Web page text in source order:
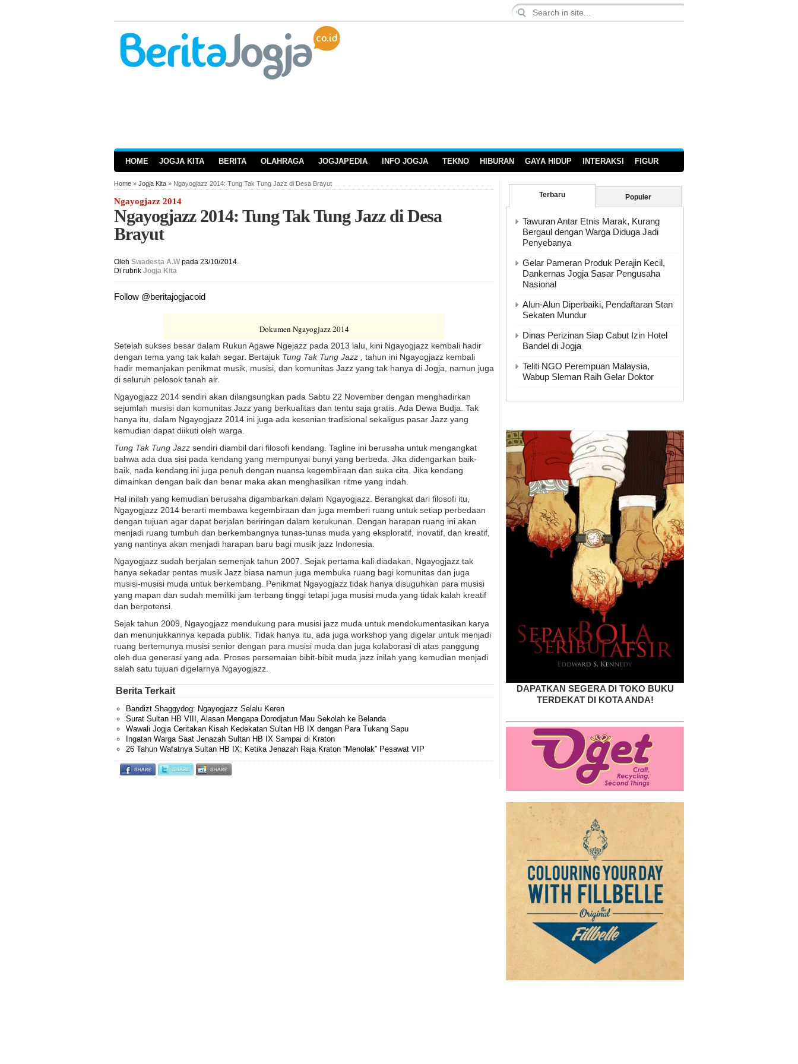
HOME JOGJA KITA BERITA OLAHRAGA JOGJAPEDIA INFO JOGJA TEKNO HIBURAN GAYA HIDUP INTERAKSI FIGUR
Home » Jogja Kita » Ngayogjazz 2014: Tung Tak Tung Jazz di Desa Brayut
Ngayogjazz 2014
Ngayogjazz 2014: Tung Tak Tung Jazz di Desa
Brayut
Oleh Swadesta A.W pada 23/10/2014.
Di rubrik Jogja Kita
Follow @beritajogjacoid
Dokumen Ngayogjazz 2014
Setelah sukses besar dalam Rukun Agawe Ngejazz pada 2013 lalu, kini Ngayogjazz kembali hadir
dengan tema yang tak kalah segar. Bertajuk Tung Tak Tung Jazz , tahun ini Ngayogjazz kembali
hadir memanjakan penikmat musik, musisi, dan komunitas Jazz yang tak hanya di Jogja, namun juga
di seluruh pelosok tanah air.
Ngayogjazz 2014 sendiri akan dilangsungkan pada Sabtu 22 November dengan menghadirkan
sejumlah musisi dan komunitas Jazz yang berkualitas dan tentu saja gratis. Ada Dewa Budja. Tak
hanya itu, dalam Ngayogjazz 2014 ini juga ada kesenian tradisional sekaligus pasar Jazz yang
kemudian dapat diikuti oleh warga.
Tung Tak Tung Jazz sendiri diambil dari filosofi kendang. Tagline ini berusaha untuk mengangkat
bahwa ada dua sisi pada kendang yang mempunyai bunyi yang berbeda. Jika didengarkan baik-
baik, nada kendang ini juga penuh dengan nuansa kegembiraan dan suka cita. Jika kendang
dimainkan dengan baik dan benar maka akan menghasilkan ritme yang indah.
Hal inilah yang kemudian berusaha digambarkan dalam Ngayogjazz. Berangkat dari filosofi itu,
Ngayogjazz 2014 berarti membawa kegembiraan dan juga memberi ruang untuk setiap perbedaan
dengan tujuan agar dapat berjalan beriringan dalam kerukunan. Dengan harapan ruang ini akan
menjadi ruang tumbuh dan berkembangnya tunas-tunas muda yang eksploratif, inovatif, dan kreatif,
yang nantinya akan menjadi harapan baru bagi musik jazz Indonesia.
Ngayogjazz sudah berjalan semenjak tahun 2007. Sejak pertama kali diadakan, Ngayogjazz tak
hanya sekadar pentas musik Jazz biasa namun juga membuka ruang bagi komunitas dan juga
musisi-musisi muda untuk berkembang. Penikmat Ngayogjazz tidak hanya disuguhkan para musisi
yang mapan dan sudah memiliki jam terbang tinggi tetapi juga musisi muda yang tidak kalah kreatif
dan berpotensi.
Sejak tahun 2009, Ngayogjazz mendukung para musisi jazz muda untuk mendokumentasikan karya
dan menunjukkannya kepada publik. Tidak hanya itu, ada juga workshop yang digelar untuk menjadi
ruang bertemunya musisi senior dengan para musisi muda dan juga kolaborasi di atas panggung
oleh dua generasi yang ada. Proses persemaian bibit-bibit muda jazz inilah yang kemudian menjadi
salah satu tujuan digelarnya Ngayogjazz.
Berita Terkait
Bandizt Shaggydog: Ngayogjazz Selalu Keren
Surat Sultan HB VIII, Alasan Mengapa Dorodjatun Mau Sekolah ke Belanda
Wawali Jogja Ceritakan Kisah Kedekatan Sultan HB IX dengan Para Tukang Sapu
Ingatan Warga Saat Jenazah Sultan HB IX Sampai di Kraton
26 Tahun Wafatnya Sultan HB IX: Ketika Jenazah Raja Kraton “Menolak” Pesawat VIP
Terbaru Populer
Tawuran Antar Etnis Marak, Kurang
Bergaul dengan Warga Diduga Jadi
Penyebanya
Gelar Pameran Produk Perajin Kecil,
Dankernas Jogja Sasar Pengusaha
Nasional
Alun-Alun Diperbaiki, Pendaftaran Stan
Sekaten Mundur
Dinas Perizinan Siap Cabut Izin Hotel
Bandel di Jogja
Teliti NGO Perempuan Malaysia,
Wabup Sleman Raih Gelar Doktor
DAPATKAN SEGERA DI TOKO BUKU
TERDEKAT DI KOTA ANDA!